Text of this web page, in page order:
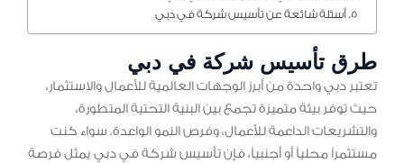
أسئلة شائعة عن تأسيس شركة في دبي
طرق تأسيس شركة في دبي
تعتبر دبي واحدة من أبرز الوجهات العالمية للأعمال والاستثمار،
حيث توفر بيئة متميزة تجمع بين البنية التحتية المتطورة،
والتشريعات الداعمة للأعمال، وفرص النمو الواعدة. سواء كنت
مستثمراً محلياً أو أجنبياً، فإن تأسيس شركة في دبي يمثل فرصة